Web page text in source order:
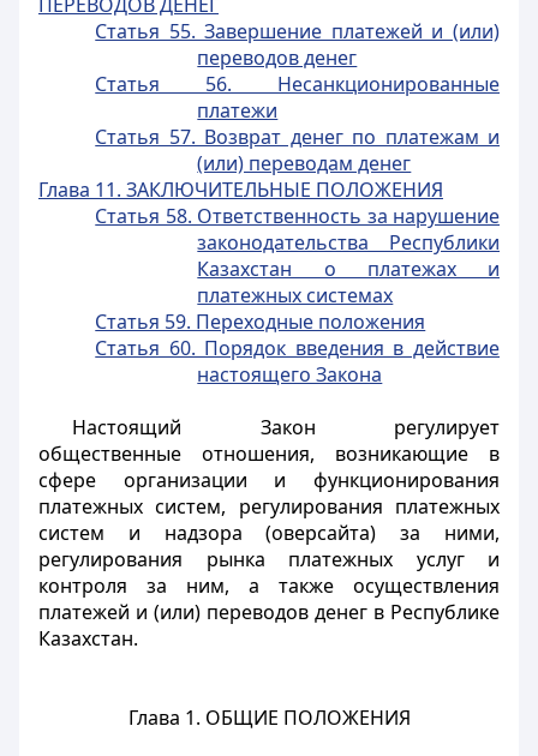
Статья 55. Завершение платежей и (или)
переводов денег
Статья 56. Несанкционированные
платежи
Статья 57. Возврат денег по платежам и
(или) переводам денег
Глава 11. ЗАКЛЮЧИТЕЛЬНЫЕ ПОЛОЖЕНИЯ
Статья 58. Ответственность за нарушение
законодательства Республики
Казахстан о платежах и
платежных системах
Статья 59. Переходные положения
Статья 60. Порядок введения в действие
настоящего Закона
Настоящий Закон регулирует
общественные отношения, возникающие в
сфере организации и функционирования
платежных систем, регулирования платежных
систем и надзора (оверсайта) за ними,
регулирования рынка платежных услуг и
контроля за ним, а также осуществления
платежей и (или) переводов денег в Республике
Казахстан.
Глава 1. ОБЩИЕ ПОЛОЖЕНИЯ